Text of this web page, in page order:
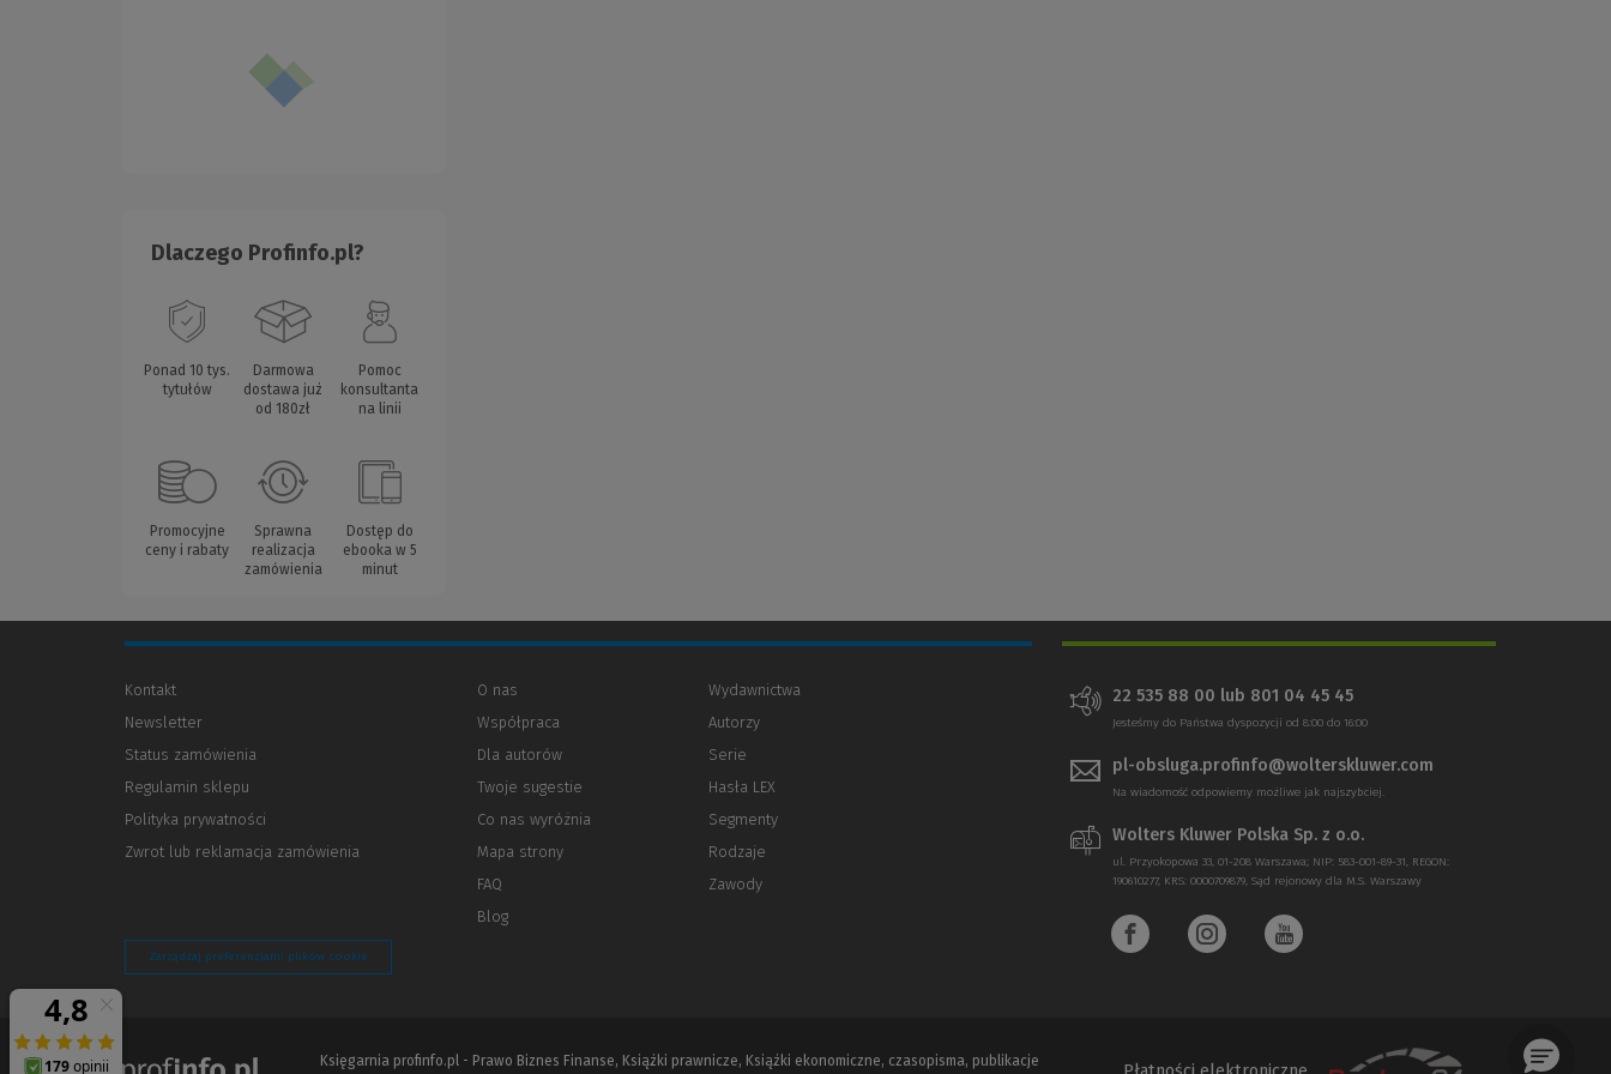
Dlaczego Profinfo.pl?
Ponad 10 tys.
tytułów
Darmowa
dostawa już
od 180zł
Pomoc
konsultanta
na linii
Promocyjne
ceny i rabaty
Sprawna
realizacja
zamówienia
Dostęp do
ebooka w 5
minut
Kontakt
Newsletter
Status zamówienia
Regulamin sklepu
Polityka prywatności
innej
Zwrot lub reklamacja zamówienia
O nas
Współpraca
Dla autorów
innej
strony)
Twoje sugestie
Co nas wyróżnia
Mapa strony
FAQ
Blog
Wydawnictwa
Autorzy
Serie
Hasła LEX
Segmenty
Rodzaje
Zawody
Zarządzaj preferencjami plików cookie
22 535 88 00 lub 801 04 45 45
Jesteśmy do Państwa dyspozycji od 8:00 do 16:00
pl-obsluga.profinfo@wolterskluwer.com
Na wiadomość odpowiemy możliwe jak najszybciej.
Wolters Kluwer Polska Sp. z o.o.
ul. Przyokopowa 33, 01-208 Warszawa; NIP: 583-001-89-31, REGON:
190610277, KRS: 0000709879, Sąd rejonowy dla M.S. Warszawy
Księgarnia profinfo.pl - Prawo Biznes Finanse, Książki prawnicze, Książki ekonomiczne, czasopisma, publikacje